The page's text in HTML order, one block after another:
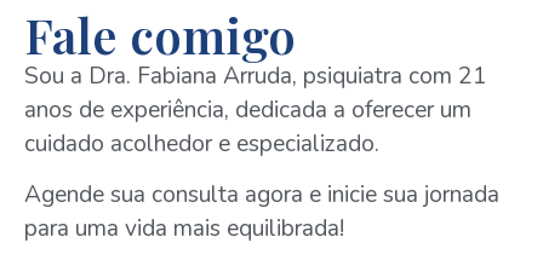
Fale comigo
Sou a Dra. Fabiana Arruda, psiquiatra com 21
anos de experiência, dedicada a oferecer um
cuidado acolhedor e especializado.
Agende sua consulta agora e inicie sua jornada
para uma vida mais equilibrada!